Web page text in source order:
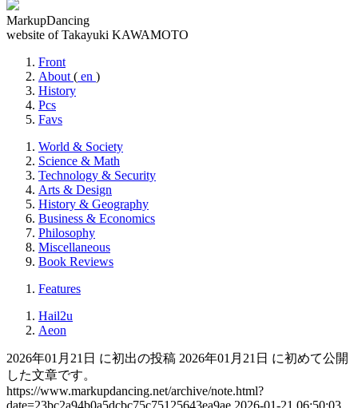
MarkupDancing
website of Takayuki KAWAMOTO
Front
About ( en )
History
Pcs
Favs
World & Society
Science & Math
Technology & Security
Arts & Design
History & Geography
Business & Economics
Philosophy
Miscellaneous
Book Reviews
Features
Hail2u
Aeon
2026年01月21日 に初出の投稿 2026年01月21日 に初めて公開
した文章です。
https://www.markupdancing.net/archive/note.html?
date=23bc2a94b0a5dcbc75c75125643ea9ae 2026-01-21 06:50:03